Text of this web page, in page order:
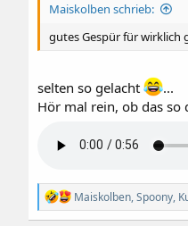
Maiskolben schrieb:
gutes Gespür für wirklich
selten so gelacht
...
Hör mal rein, ob das so
R
e
Maiskolben,Spoony,